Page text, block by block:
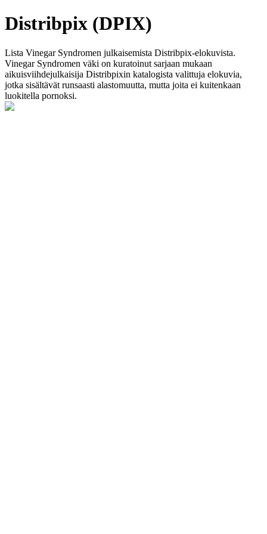
Distribpix (DPIX)
Lista Vinegar Syndromen julkaisemista Distribpix-elokuvista.
Vinegar Syndromen väki on kuratoinut sarjaan mukaan
aikuisviihdejulkaisija Distribpixin katalogista valittuja elokuvia,
jotka sisältävät runsaasti alastomuutta, mutta joita ei kuitenkaan
luokitella pornoksi.